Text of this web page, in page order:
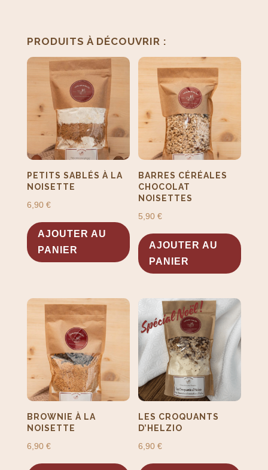
PRODUITS À DÉCOUVRIR :
PRODUITS SIMILAIRES
PETITS SABLÉS À LA
NOISETTE
6,90 €
AJOUTER AU
PANIER
BARRES CÉRÉALES
CHOCOLAT
NOISETTES
5,90€
AJOUTER AU
PANIER
BROWNIE À LA
NOISETTE
6,90 €
LES CROQUANTS
D’HELZIO
6,90€